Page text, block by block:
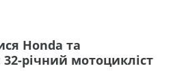
Honda та
річний мотоцикліст